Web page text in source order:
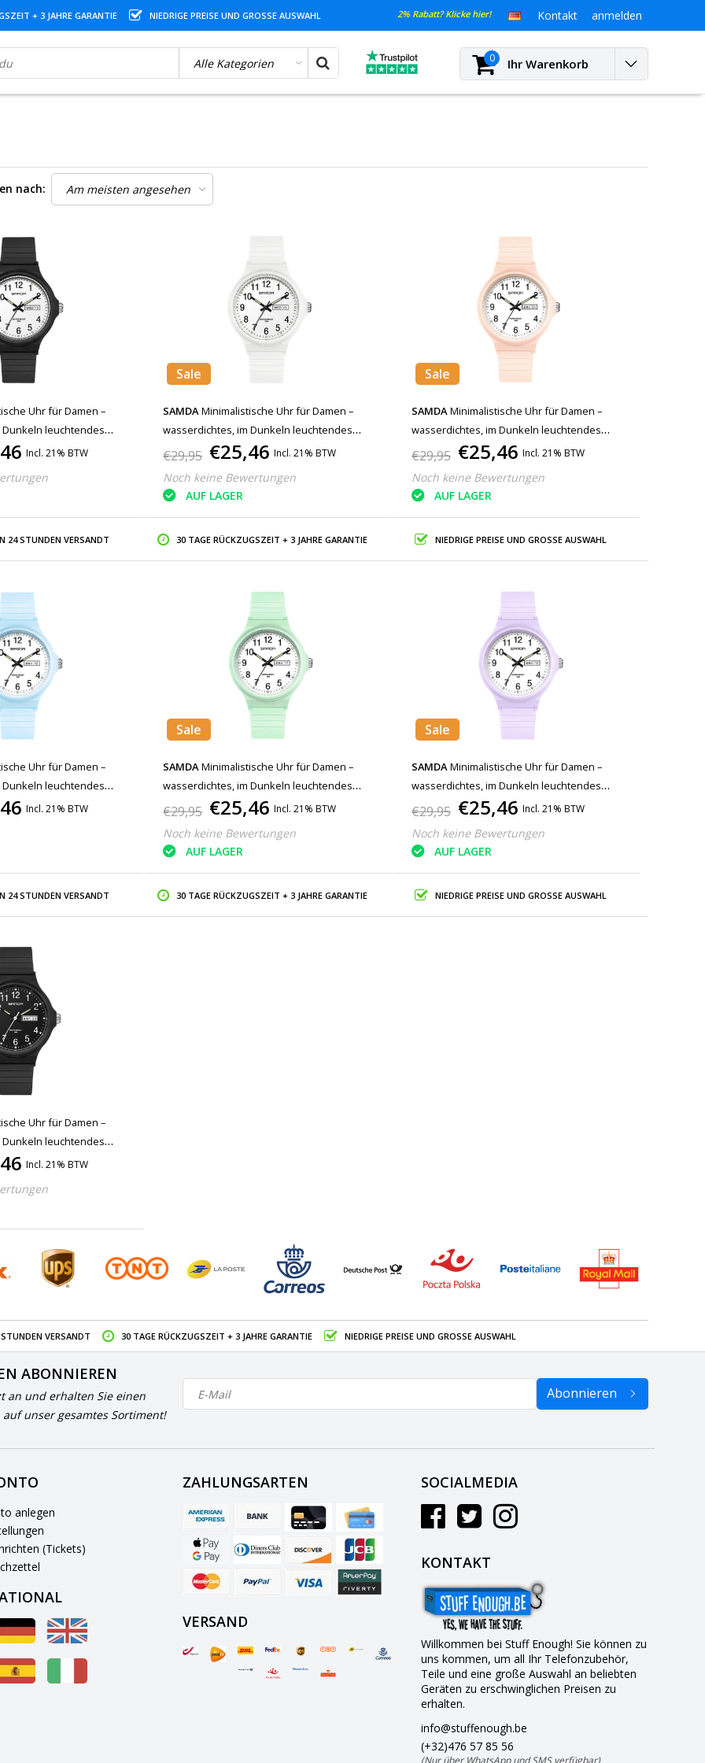
+ 3 JAHRE GARANTIE NIEDRIGE PREISE UND GROSSE AUSWAHL 2% Rabatt? Klicke hier! Kontakt anmelden
0 Ihr Warenkorb
nach:
Uhr für Damen –
leuchtendes
und WeißIncl. 21% BTW
Sale
SAMDA Minimalistische Uhr für Damen –
wasserdichtes, im Dunkeln leuchtendes
Uhrwerk, Weiß
€29,95 €25,46 Incl. 21% BTW
Noch keine Bewertungen
AUF LAGER
Sale
SAMDA Minimalistische Uhr für Damen –
wasserdichtes, im Dunkeln leuchtendes
Uhrwerk in Hellrosa
€29,95 €25,46 Incl. 21% BTW
Noch keine Bewertungen
AUF LAGER
24 STUNDEN VERSANDT 30 TAGE RÜCKZUGSZEIT + 3 JAHRE GARANTIE NIEDRIGE PREISE UND GROSSE AUSWAHL
Uhr für Damen –
leuchtendes
Incl. 21% BTW
Sale
SAMDA Minimalistische Uhr für Damen –
wasserdichtes, im Dunkeln leuchtendes
Uhrwerk, grün
€29,95 €25,46 Incl. 21% BTW
Noch keine Bewertungen
AUF LAGER
Sale
SAMDA Minimalistische Uhr für Damen –
wasserdichtes, im Dunkeln leuchtendes
Uhrwerk, Lila
€29,95 €25,46 Incl. 21% BTW
Noch keine Bewertungen
AUF LAGER
24 STUNDEN VERSANDT 30 TAGE RÜCKZUGSZEIT + 3 JAHRE GARANTIE NIEDRIGE PREISE UND GROSSE AUSWAHL
Uhr für Damen –
leuchtendes
Incl. 21% BTW
VERSANDT 30 TAGE RÜCKZUGSZEIT + 3 JAHRE GARANTIE NIEDRIGE PREISE UND GROSSE AUSWAHL
ABONNIEREN
an und erhalten Sie einen
auf unser gesamtes Sortiment!
Abonnieren
anlegen
(Tickets)
ZAHLUNGSARTEN
VERSAND
SOCIALMEDIA
KONTAKT
Willkommen bei Stuff Enough! Sie können zu
uns kommen, um all Ihr Telefonzubehör,
Teile und eine große Auswahl an beliebten
Geräten zu erschwinglichen Preisen zu
erhalten.
info@stuffenough.be
(+32)476 57 85 56
(Nur über WhatsApp und SMS verfügbar)